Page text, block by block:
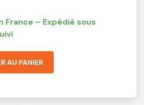
France – Expédié sous
AU PANIER